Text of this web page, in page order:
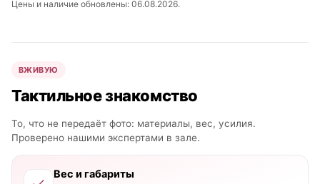
Цены и наличие обновлены: 06.08.2026.
ВЖИВУЮ
Тактильное знакомство
То, что не передаёт фото: материалы, вес, усилия.
Проверено нашими экспертами в зале.
Вес и габариты